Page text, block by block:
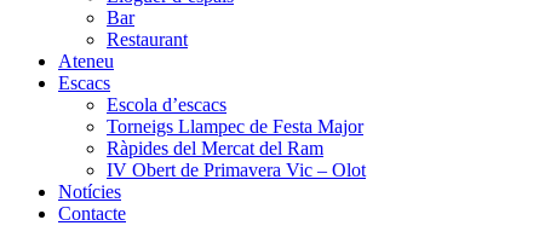
Bar
Restaurant
Ateneu
Escacs
Escola d’escacs
Torneigs Llampec de Festa Major
Ràpides del Mercat del Ram
IV Obert de Primavera Vic – Olot
Notícies
Contacte